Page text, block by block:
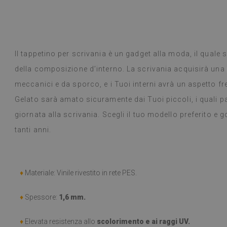
Il tappetino per scrivania è un gadget alla moda, il quale
della composizione d’interno. La scrivania acquisirà
meccanici e da sporco, e i Tuoi interni avrà un aspetto
Gelato sarà amato sicuramente dai Tuoi piccoli, i quali
giornata alla scrivania. Scegli il tuo modello preferito e
tanti anni.
♦ Materiale: Vinile rivestito in rete PES.
♦ Spessore: 1,6 mm.
♦ Elevata resistenza allo scolorimento e ai raggi UV.
promesso, era
semplice,
l'effetto è
ancora stupita
settimana e,
fornelli a gas